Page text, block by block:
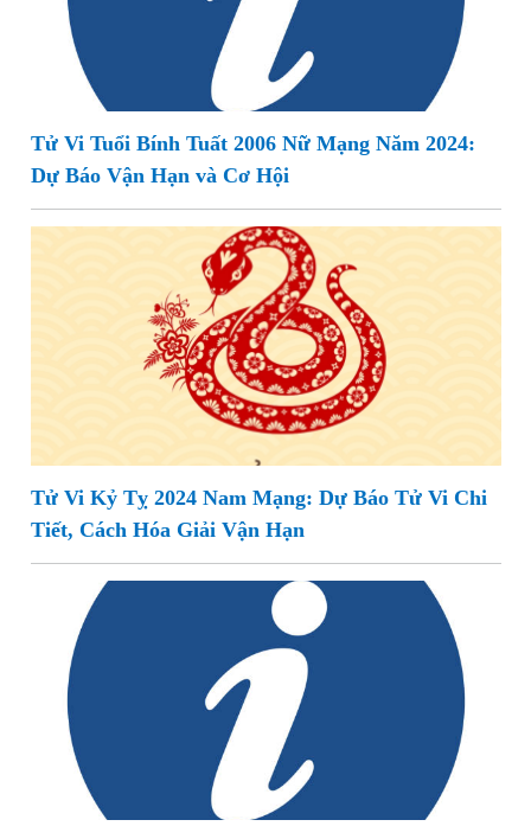
Tử Vi Tuổi Bính Tuất 2006 Nữ Mạng Năm 2024:
Dự Báo Vận Hạn và Cơ Hội
Tử Vi Kỷ Tỵ 2024 Nam Mạng: Dự Báo Tử Vi Chi
Tiết, Cách Hóa Giải Vận Hạn